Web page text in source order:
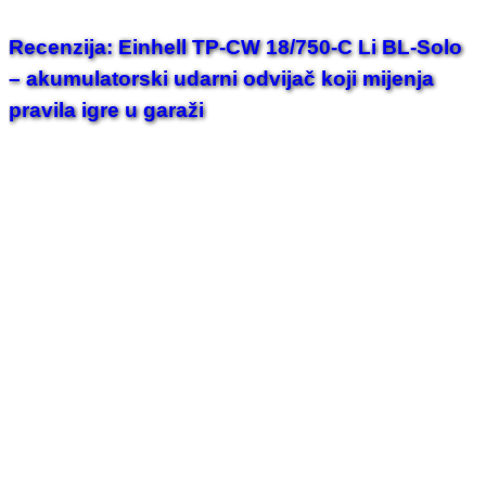
Recenzija: Einhell TP-CW 18/750-C Li BL-Solo
– akumulatorski udarni odvijač koji mijenja
pravila igre u garaži